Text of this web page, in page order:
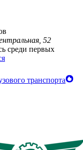
52
среди первых
транспорта